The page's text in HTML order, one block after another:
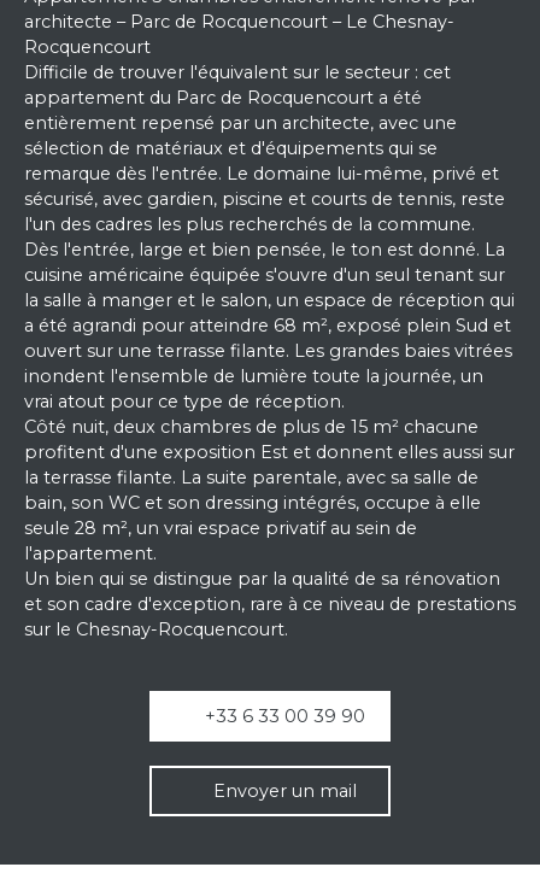
architecte – Parc de Rocquencourt – Le Chesnay-
Rocquencourt
Difficile de trouver l'équivalent sur le secteur : cet
appartement du Parc de Rocquencourt a été
entièrement repensé par un architecte, avec une
sélection de matériaux et d'équipements qui se
remarque dès l'entrée. Le domaine lui-même, privé et
sécurisé, avec gardien, piscine et courts de tennis, reste
l'un des cadres les plus recherchés de la commune.
Dès l'entrée, large et bien pensée, le ton est donné. La
cuisine américaine équipée s'ouvre d'un seul tenant sur
la salle à manger et le salon, un espace de réception qui
a été agrandi pour atteindre 68 m², exposé plein Sud et
ouvert sur une terrasse filante. Les grandes baies vitrées
inondent l'ensemble de lumière toute la journée, un
vrai atout pour ce type de réception.
Côté nuit, deux chambres de plus de 15 m² chacune
profitent d'une exposition Est et donnent elles aussi sur
la terrasse filante. La suite parentale, avec sa salle de
bain, son WC et son dressing intégrés, occupe à elle
seule 28 m², un vrai espace privatif au sein de
l'appartement.
Un bien qui se distingue par la qualité de sa rénovation
et son cadre d'exception, rare à ce niveau de prestations
sur le Chesnay-Rocquencourt.
+33 6 33 00 39 90
Envoyer un mail